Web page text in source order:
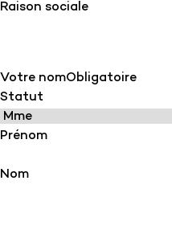
Raison sociale
Votre nomObligatoire
Statut
Prénom
Nom